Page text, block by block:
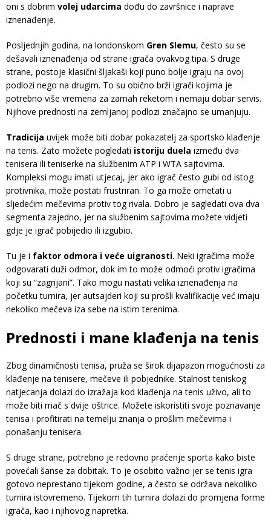
oni s dobrim volej udarcima dođu do završnice i naprave
iznenađenje.
Posljednjih godina, na londonskom Gren Slemu, često su se
dešavali iznenađenja od strane igrača ovakvog tipa. S druge
strane, postoje klasični šljakaši koji puno bolje igraju na ovoj
podlozi nego na drugim. To su obično brži igrači kojima je
potrebno više vremena za zamah reketom i nemaju dobar servis.
Njihove prednosti na zemljanoj podlozi značajno se umanjuju.
Tradicija uvijek može biti dobar pokazatelj za sportsko klađenje
na tenis. Zato možete pogledati istoriju duela između dva
tenisera ili teniserke na službenim ATP i WTA sajtovima.
Kompleksi mogu imati utjecaj, jer ako igrač često gubi od istog
protivnika, može postati frustriran. To ga može ometati u
sljedećim mečevima protiv tog rivala. Dobro je sagledati ova dva
segmenta zajedno, jer na službenim sajtovima možete vidjeti
gdje je igrač pobijedio ili izgubio.
Tu je i faktor odmora i veće uigranosti. Neki igračima može
odgovarati duži odmor, dok im to može odmoći protiv igračima
koji su “zagrijani”. Tako mogu nastati velika iznenađenja na
početku turnira, jer autsajderi koji su prošli kvalifikacije već imaju
nekoliko mečeva iza sebe na istim terenima.
Prednosti i mane klađenja na tenis
Zbog dinamičnosti tenisa, pruža se širok dijapazon mogućnosti za
klađenje na tenisere, mečeve ili pobjednike. Stalnost teniskog
natjecanja dolazi do izražaja kod klađenja na tenis uživo, ali to
može biti mač s dvije oštrice. Možete iskoristiti svoje poznavanje
tenisa i profitirati na temelju znanja o prošlim mečevima i
ponašanju tenisera.
S druge strane, potrebno je redovno praćenje sporta kako biste
povećali šanse za dobitak. To je osobito važno jer se tenis igra
gotovo neprestano tijekom godine, a često se održava nekoliko
turnira istovremeno. Tijekom tih turnira dolazi do promjena forme
igrača, kao i njihovog napretka.